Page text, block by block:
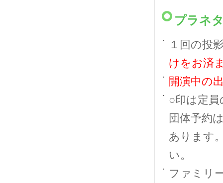
プラネ
１回の投
けをお済
開演中の
○印は定
団体予約
あります
い。
ファミリ